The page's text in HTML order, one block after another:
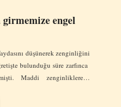
girmemize engel
düşünerek zenginliğini
bulunduğu süre zarfınca
Maddi zenginliklere…